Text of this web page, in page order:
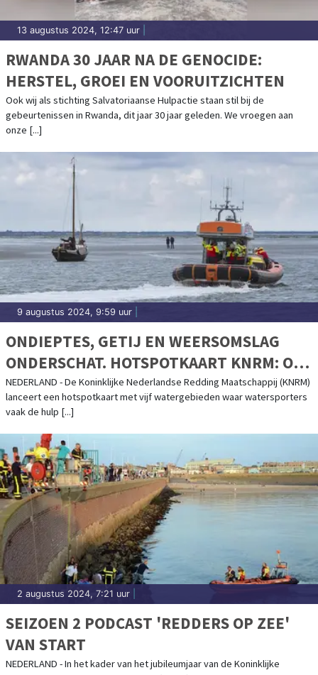
13 augustus 2024, 12:47 uur
RWANDA 30 JAAR NA DE GENOCIDE:
HERSTEL, GROEI EN VOORUITZICHTEN
Ook wij als stichting Salvatoriaanse Hulpactie staan stil bij de
gebeurtenissen in Rwanda, dit jaar 30 jaar geleden. We vroegen aan
onze [...]
9 augustus 2024, 9:59 uur
ONDIEPTES, GETIJ EN WEERSOMSLAG
ONDERSCHAT. HOTSPOTKAART KNRM: OP
DEZE PLEKKEN RAKEN WATERSPORTERS
IN PROBLEMEN.
NEDERLAND - De Koninklijke Nederlandse Redding Maatschappij (KNRM)
lanceert een hotspotkaart met vijf watergebieden waar watersporters
vaak de hulp [...]
2 augustus 2024, 7:21 uur
SEIZOEN 2 PODCAST 'REDDERS OP ZEE'
VAN START
NEDERLAND - In het kader van het jubileumjaar van de Koninklijke